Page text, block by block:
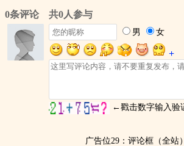
广告位29：评论框（全站）